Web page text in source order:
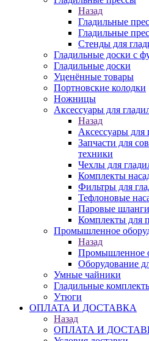
Назад
Гладильные
Гладильные
Стенды для
Гладильные доски с
Гладильные доски
Уценённые товары
Портновские колодки
Ножницы
Аксессуары для
Назад
Аксессуары для
Запчасти для
техники
Чехлы для
Комплекты
Фильтры для
Тефлоновые
Паровые шланги
Комплекты для
Промышленное
Назад
Промышленное
Оборудование
Умные чайники
Гладильные
Утюги
ОПЛАТА И ДОСТАВКА
Назад
ОПЛАТА И